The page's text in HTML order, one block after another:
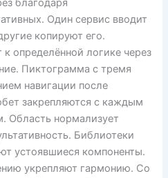
благодаря
Один сервис вводит
копируют его.
определённой логике через
Пиктограмма с тремя
навигации после
закрепляются с каждым
Область нормализует
Библиотеки
устоявшиеся компоненты.
укрепляют гармонию. Со